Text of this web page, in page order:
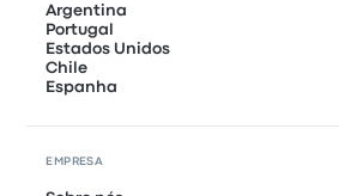
Argentina
Portugal
Estados Unidos
Chile
Espanha
EMPRESA